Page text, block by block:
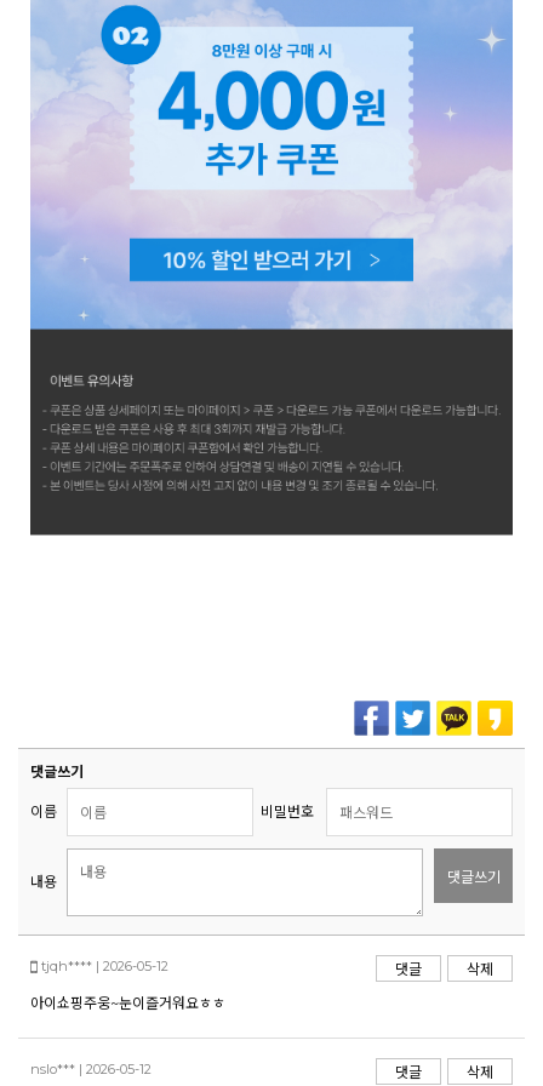
인플루언서 PICK한 지금 꼭 필요한 장마룩!
댓글쓰기
이름 비밀번호
내용 댓글쓰기
tjqh**** | 2026-05-12 삭제
댓글
아이쇼핑주웅~눈이즐거워요ㅎㅎ
nslo*** | 2026-05-12 삭제
댓글